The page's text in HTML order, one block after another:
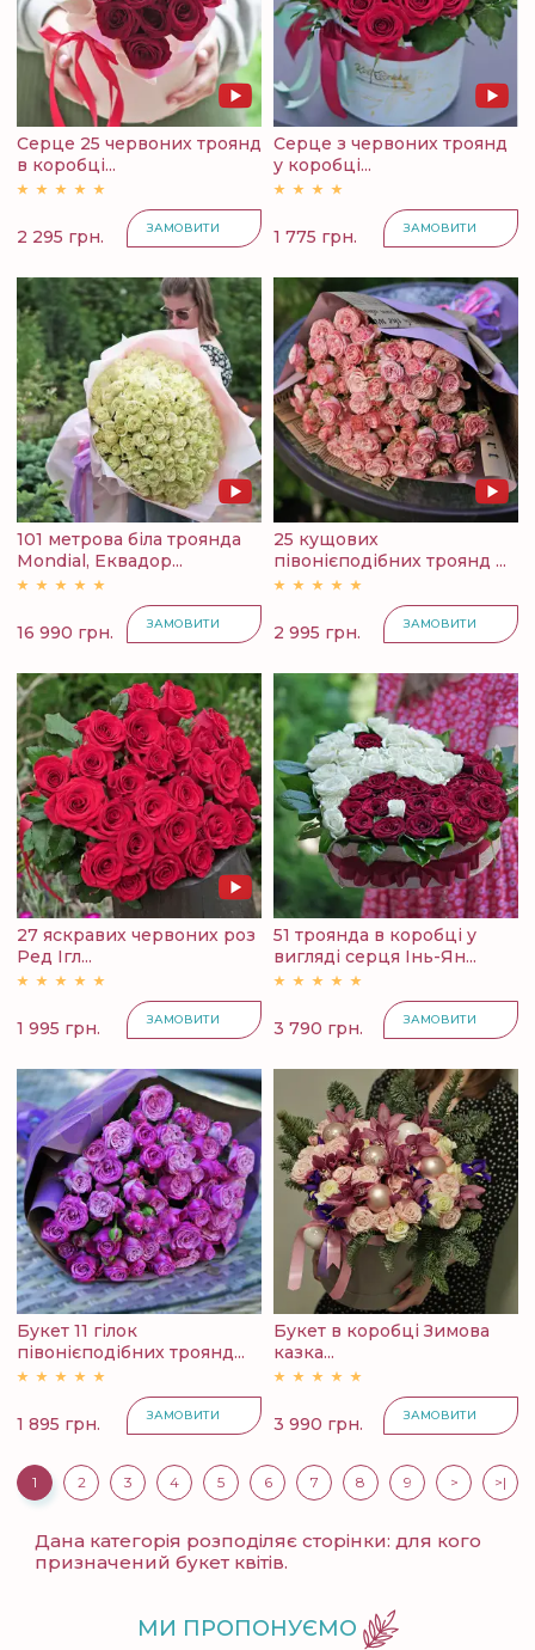
Серце 25 червоних троянд
в коробці...
2 295 грн. ЗАМОВИТИ
Серце з червоних троянд
у коробці...
1 775 грн. ЗАМОВИТИ
101 метрова біла троянда
Mondial, Еквадор...
16 990 грн. ЗАМОВИТИ
25 кущових
півонієподібних троянд ...
2 995 грн. ЗАМОВИТИ
27 яскравих червоних роз
Ред Ігл...
1 995 грн. ЗАМОВИТИ
51 троянда в коробці у
вигляді серця Інь-Ян...
3 790 грн. ЗАМОВИТИ
Букет 11 гілок
півонієподібних троянд...
1 895 грн. ЗАМОВИТИ
Букет в коробці Зимова
казка...
3 990 грн. ЗАМОВИТИ
1 2 3 4 5 6 7 8 9 > >|
Дана категорія розподіляє сторінки: для кого
призначений букет квітів.
МИ ПРОПОНУЄМО